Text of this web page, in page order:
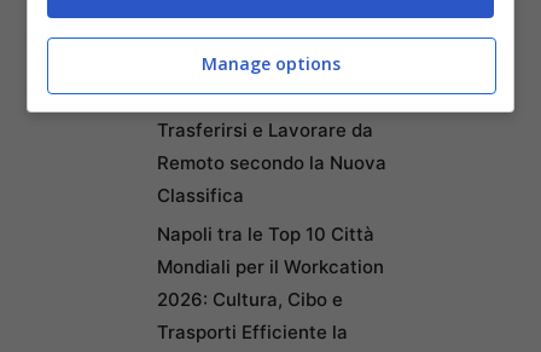
Articoli recentiRicominciare da Zero:
Ecco i 10 Paesi Migliori per
Trasferirsi e Lavorare da
Remoto secondo la Nuova
Classifica
Napoli tra le Top 10 Città
Mondiali per il Workcation
2026: Cultura, Cibo e
Trasporti Efficiente la
Manage options